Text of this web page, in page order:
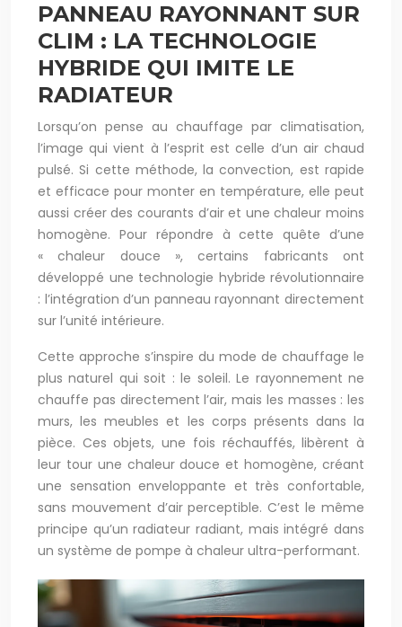
PANNEAU RAYONNANT SUR
CLIM : LA TECHNOLOGIE
HYBRIDE QUI IMITE LE
RADIATEUR
Lorsqu’on pense au chauffage par climatisation,
l’image qui vient à l’esprit est celle d’un air chaud
pulsé. Si cette méthode, la convection, est rapide
et efficace pour monter en température, elle peut
aussi créer des courants d’air et une chaleur moins
homogène. Pour répondre à cette quête d’une
« chaleur douce », certains fabricants ont
développé une technologie hybride révolutionnaire
: l’intégration d’un panneau rayonnant directement
sur l’unité intérieure.
Cette approche s’inspire du mode de chauffage le
plus naturel qui soit : le soleil. Le rayonnement ne
chauffe pas directement l’air, mais les masses : les
murs, les meubles et les corps présents dans la
pièce. Ces objets, une fois réchauffés, libèrent à
leur tour une chaleur douce et homogène, créant
une sensation enveloppante et très confortable,
sans mouvement d’air perceptible. C’est le même
principe qu’un radiateur radiant, mais intégré dans
un système de pompe à chaleur ultra-performant.